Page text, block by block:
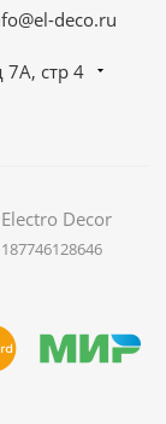
deco.ru
7А, стр 4
Decor